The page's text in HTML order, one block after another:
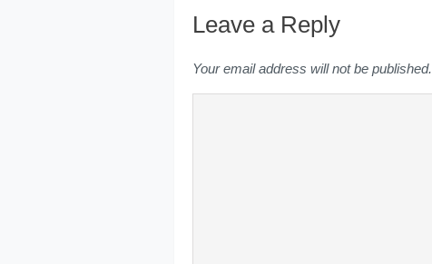
Leave a Reply
Your email address will not be published.